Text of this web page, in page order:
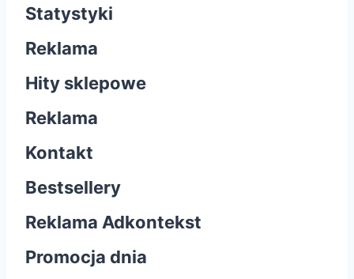
Statystyki
Reklama
Hity sklepowe
Reklama
Kontakt
Bestsellery
Reklama Adkontekst
Promocja dnia